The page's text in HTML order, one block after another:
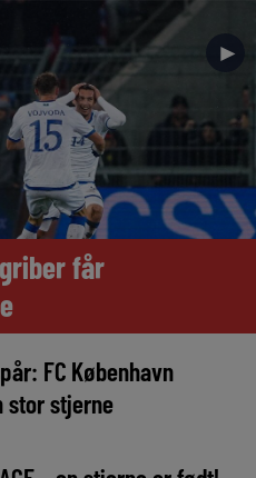
►
får
FC København
stor stjerne